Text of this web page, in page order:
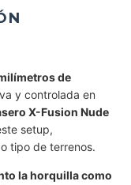
de
y controlada en
X-Fusion Nude
setup,
tipo de terrenos.
la horquilla como